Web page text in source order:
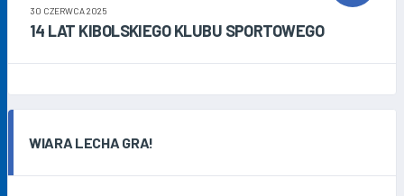
30 CZERWCA 2025
14 LAT KIBOLSKIEGO KLUBU SPORTOWEGO
WIARA LECHA GRA!